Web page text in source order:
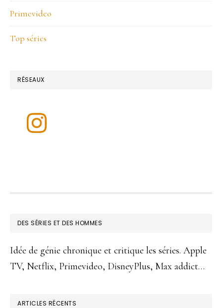
Primevideo
Top séries
RÉSEAUX
FOOTER
DES SÉRIES ET DES HOMMES
Idée de génie chronique et critique les séries. Apple
TV, Netflix, Primevideo, DisneyPlus, Max addict…
ARTICLES RÉCENTS